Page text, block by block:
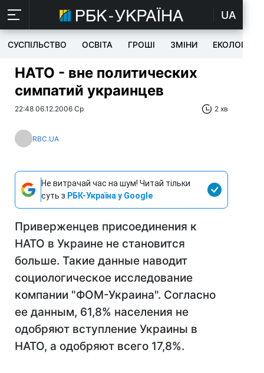
UA
СУСПІЛЬСТВО ОСВІТА ГРОШІ ЗМІНИ ЕКОЛОГІЯ
НАТО - вне политических
симпатий украинцев
22:48 06.12.2006 Ср 2 хв
RBC.UA
Не витрачай час на шум! Читай тільки
суть з РБК-Україна у Google
Приверженцев присоединения к
НАТО в Украине не становится
больше. Такие данные наводит
социологическое исследование
компании "ФОМ-Украина". Согласно
ее данным, 61,8% населения не
одобряют вступление Украины в
НАТО, а одобряют всего 17,8%.